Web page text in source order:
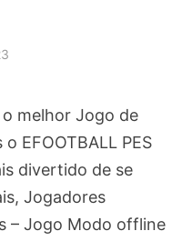
melhor Jogo de
EFOOTBALL PES
divertido de se
Jogadores
– Jogo Modo offline